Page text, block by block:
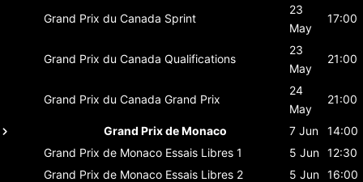
Grand Prix du Canada Sprint
23
May
17:00
Grand Prix du Canada Qualifications
23
May
21:00
Grand Prix du Canada Grand Prix
24
May
21:00
Grand Prix de Monaco 7 Jun
14:00
Grand Prix de Monaco Essais Libres 1 5 Jun 12:30
Grand Prix de Monaco Essais Libres 2 5 Jun 16:00